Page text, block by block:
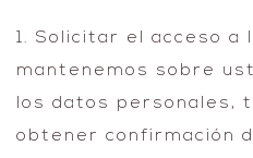
1. Solicitar el acceso a
mantenemos sobre
los datos personales,
obtener confirmación